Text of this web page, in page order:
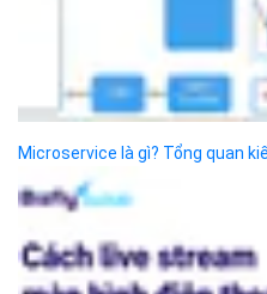
Bizfly Cloud Kubernetes Engine
Bizfly Cloud WAF
Bizfly Cloud LMS